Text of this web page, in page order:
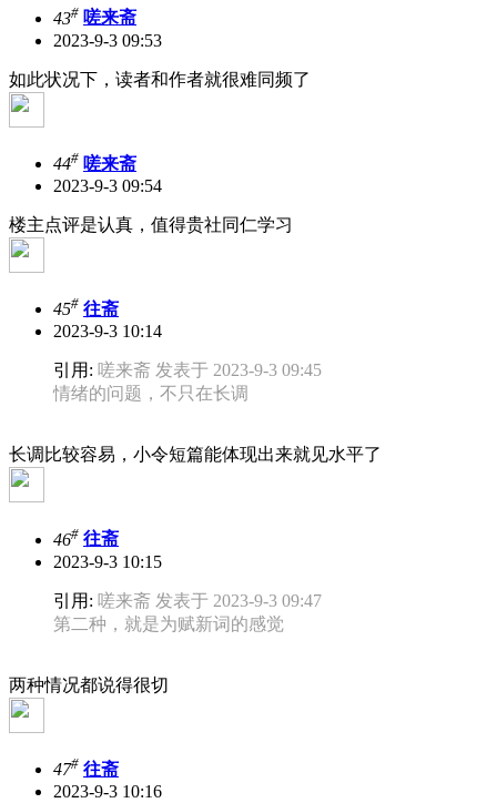
43# 嗟来斋
2023-9-3 09:53
如此状况下，读者和作者就很难同频了
44# 嗟来斋
2023-9-3 09:54
楼主点评是认真，值得贵社同仁学习
45# 往斋
2023-9-3 10:14
引用: 嗟来斋 发表于 2023-9-3 09:45
情绪的问题，不只在长调
长调比较容易，小令短篇能体现出来就见水平了
46# 往斋
2023-9-3 10:15
引用: 嗟来斋 发表于 2023-9-3 09:47
第二种，就是为赋新词的感觉
两种情况都说得很切
47# 往斋
2023-9-3 10:16